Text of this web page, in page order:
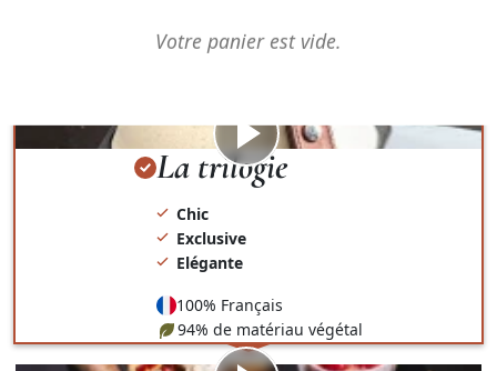
Votre panier est vide.
Choisissez la forme de vos plateaux repas : Trilogie ou Square.
Visionner
la
La trilogie
Chic
Exclusive
Elégante
100% Français
94% de matériau végétal